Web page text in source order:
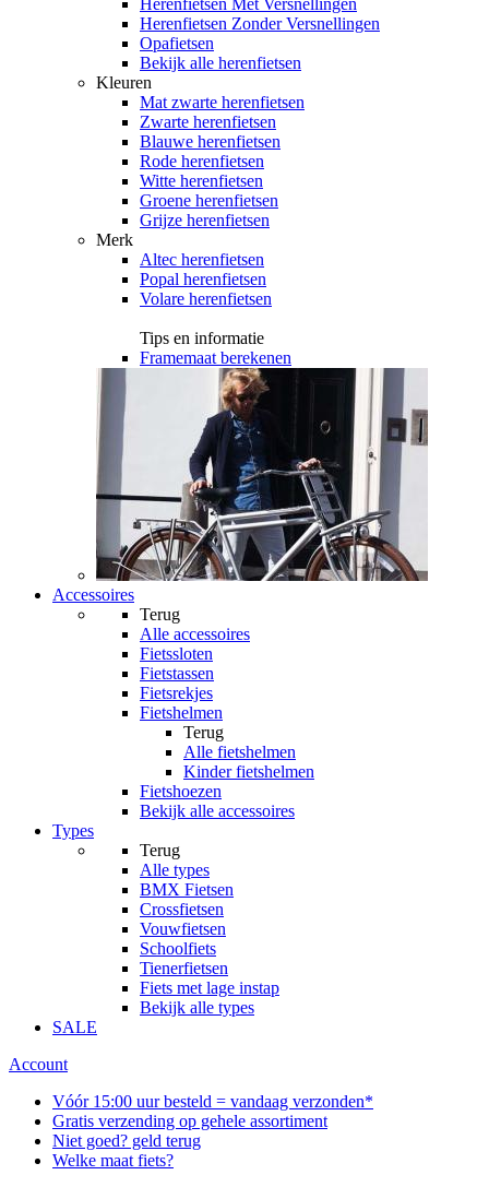
Herenfietsen Met Versnellingen
Herenfietsen Zonder Versnellingen
Opafietsen
Bekijk alle herenfietsen
Kleuren
Mat zwarte herenfietsen
Zwarte herenfietsen
Blauwe herenfietsen
Rode herenfietsen
Witte herenfietsen
Groene herenfietsen
Grijze herenfietsen
Merk
Altec herenfietsen
Popal herenfietsen
Volare herenfietsen
Tips en informatie
Framemaat berekenen
Accessoires
Terug
Alle accessoires
Fietssloten
Fietstassen
Fietsrekjes
Fietshelmen
Terug
Alle fietshelmen
Kinder fietshelmen
Fietshoezen
Bekijk alle accessoires
Types
Terug
Alle types
BMX Fietsen
Crossfietsen
Vouwfietsen
Schoolfiets
Tienerfietsen
Fiets met lage instap
Bekijk alle types
SALE
Account
Vóór 15:00 uur besteld = vandaag verzonden*
Gratis verzending op gehele assortiment
Niet goed? geld terug
Welke maat fiets?